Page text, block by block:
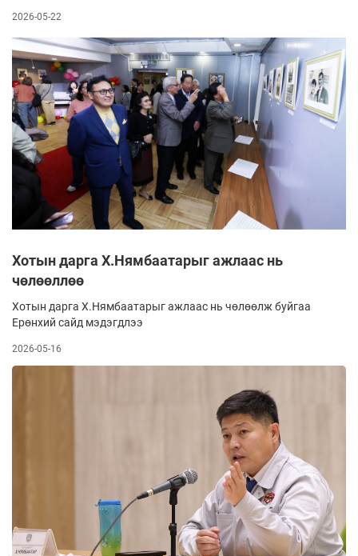
2026-05-22
Хотын дарга Х.Нямбаатарыг ажлаас нь
чөлөөллөө
Хотын дарга Х.Нямбаатарыг ажлаас нь чөлөөлж буйгаа
Ерөнхий сайд мэдэгдлээ
2026-05-16